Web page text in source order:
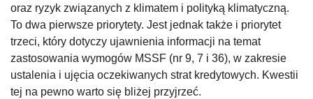
oraz ryzyk związanych z klimatem i polityką klimatyczną.
To dwa pierwsze priorytety. Jest jednak także i priorytet
trzeci, który dotyczy ujawnienia informacji na temat
zastosowania wymogów MSSF (nr 9, 7 i 36), w zakresie
ustalenia i ujęcia oczekiwanych strat kredytowych. Kwestii
tej na pewno warto się bliżej przyjrzeć.